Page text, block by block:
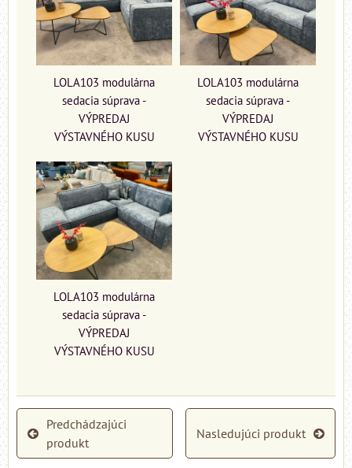
LOLA103 modulárna
sedacia súprava -
VÝPREDAJ
VÝSTAVNÉHO KUSU
LOLA103 modulárna
sedacia súprava -
VÝPREDAJ
VÝSTAVNÉHO KUSU
LOLA103 modulárna
sedacia súprava -
VÝPREDAJ
VÝSTAVNÉHO KUSU
Predchádzajúci
produkt
Nasledujúci produkt